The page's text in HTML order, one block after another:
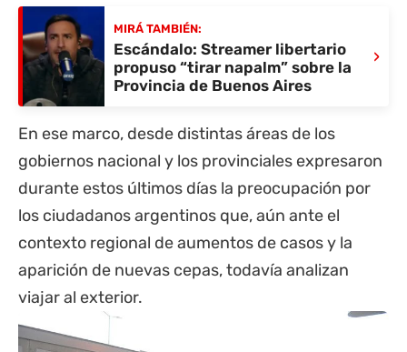
MIRÁ TAMBIÉN:
Escándalo: Streamer libertario
propuso “tirar napalm” sobre la
Provincia de Buenos Aires
›
En ese marco, desde distintas áreas de los
gobiernos nacional y los provinciales expresaron
durante estos últimos días la preocupación por
los ciudadanos argentinos que, aún ante el
contexto regional de aumentos de casos y la
aparición de nuevas cepas, todavía analizan
viajar al exterior.